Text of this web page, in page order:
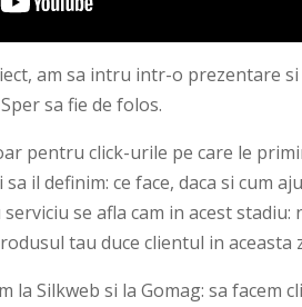
am sa intru intr-o prezentare
sa fie de folos.
pentru click-urile pe care le
il definim: ce face, daca si cum
se afla cam in acest stadiu:
tau duce clientul in aceasta
la Silkweb si la Gomag: sa facem